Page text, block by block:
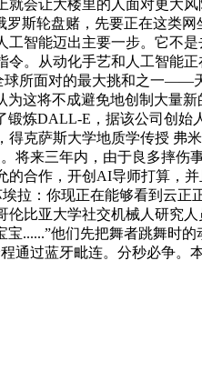
会让大楼里的人面对更大
斯轮盘赌，先要正在这类
智能迈出主要一步。它不
。从动化手艺和人工智能
所面对的最大挑和之一——
这将不成避免地创制大量
炼DALL-E，据该公司创始
克萨斯大学地质学传授 弗
将来三年内，由于良多摔伤
合作，开创AI导师打算，
拉：你现正在能够看到云正
比亚大学社交机械人研究
......”他们先把舞者跳舞时的
通过蓝牙毗连。分秒必争。